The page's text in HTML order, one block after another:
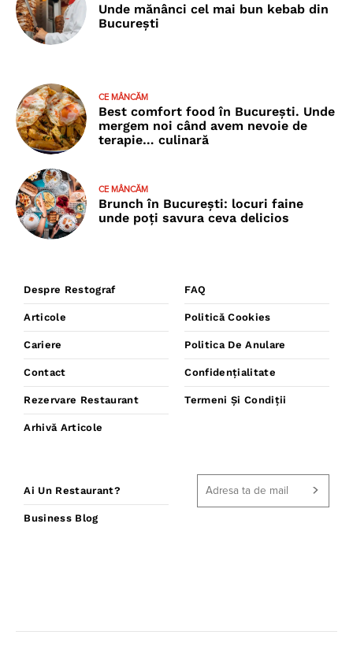
Unde mănânci cel mai bun kebab din
București
CE MÂNCĂM
Best comfort food în București. Unde
mergem noi când avem nevoie de
terapie… culinară
CE MÂNCĂM
Brunch în București: locuri faine
unde poţi savura ceva delicios
Despre Restograf
Articole
Cariere
Contact
Rezervare Restaurant
Arhivă Articole
FAQ
Politică Cookies
Politica De Anulare
Confidențialitate
Termeni Și Condiții
Ai Un Restaurant?
Business Blog